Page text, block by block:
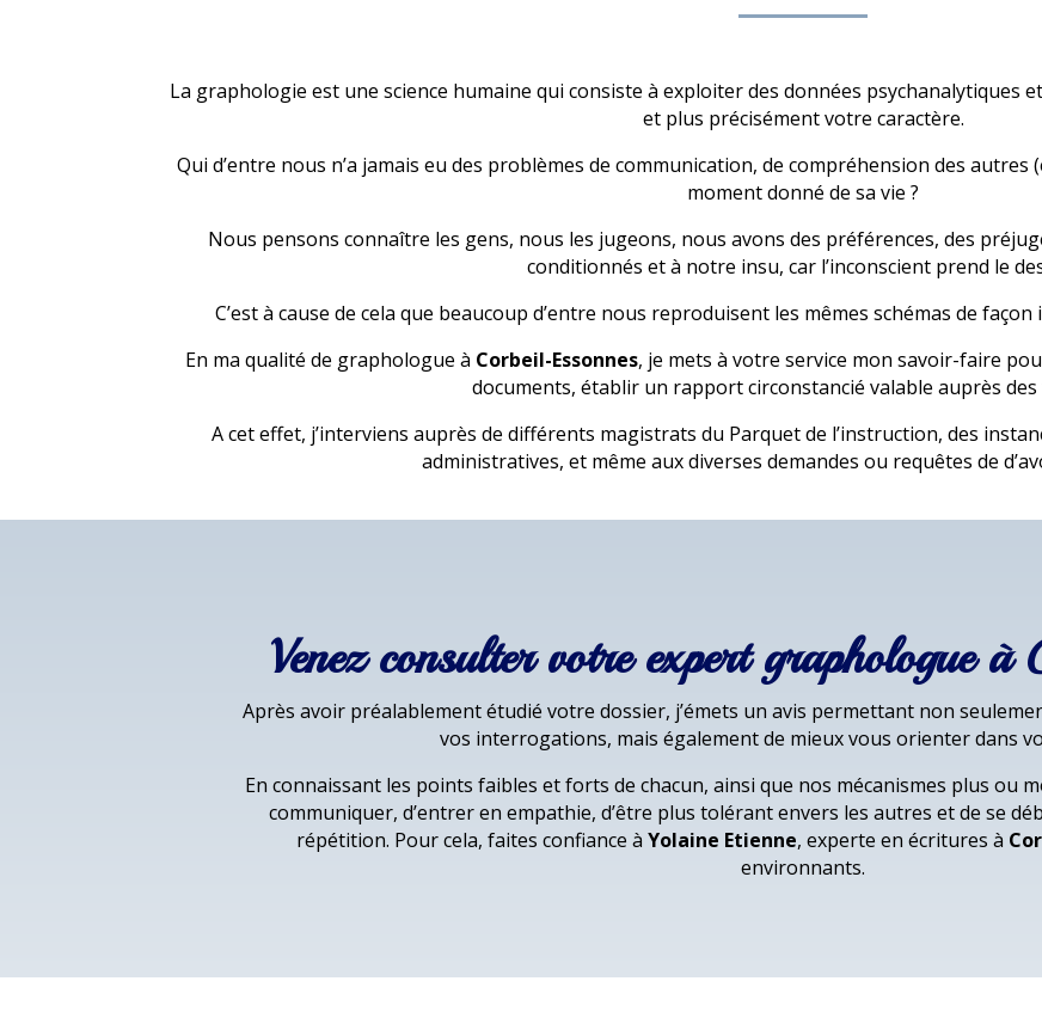
La graphologie est une science humaine qui consiste à exploiter des données
et plus précisément votre caractère.
Qui d’entre nous n’a jamais eu des problèmes de communication, de compréhension des
moment donné de sa vie ?
Nous pensons connaître les gens, nous les jugeons, nous avons des préférences, des
conditionnés et à notre insu, car l’inconscient prend le
C’est à cause de cela que beaucoup d’entre nous reproduisent les mêmes schémas de
En ma qualité de graphologue à Corbeil-Essonnes, je mets à votre service mon savoir-faire
documents, établir un rapport circonstancié valable auprès
A cet effet, j’interviens auprès de différents magistrats du Parquet de l’instruction, des
administratives, et même aux diverses demandes ou requêtes de
Venez consulter votre expert graphologue à
Après avoir préalablement étudié votre dossier, j’émets un avis permettant non
vos interrogations, mais également de mieux vous orienter dans
En connaissant les points faibles et forts de chacun, ainsi que nos mécanismes plus ou
communiquer, d’entrer en empathie, d’être plus tolérant envers les autres et de se
répétition. Pour cela, faites confiance à Yolaine Etienne, experte en écritures à
environnants.